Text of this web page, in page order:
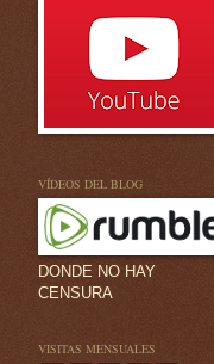
VÍDEOS DEL BLOG
DONDE NO HAY
CENSURA
VISITAS MENSUALES